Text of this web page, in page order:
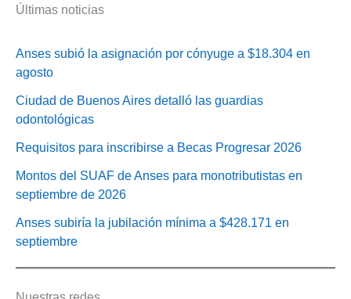
Últimas noticias
Anses subió la asignación por cónyuge a $18.304 en
agosto
Ciudad de Buenos Aires detalló las guardias
odontológicas
Requisitos para inscribirse a Becas Progresar 2026
Montos del SUAF de Anses para monotributistas en
septiembre de 2026
Anses subiría la jubilación mínima a $428.171 en
septiembre